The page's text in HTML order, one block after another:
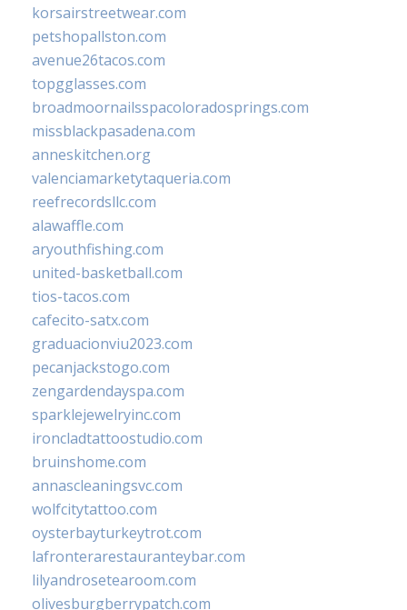
korsairstreetwear.com
petshopallston.com
avenue26tacos.com
topgglasses.com
broadmoornailsspacoloradosprings.com
missblackpasadena.com
anneskitchen.org
valenciamarketytaqueria.com
reefrecordsllc.com
alawaffle.com
aryouthfishing.com
united-basketball.com
tios-tacos.com
cafecito-satx.com
graduacionviu2023.com
pecanjackstogo.com
zengardendayspa.com
sparklejewelryinc.com
ironcladtattoostudio.com
bruinshome.com
annascleaningsvc.com
wolfcitytattoo.com
oysterbayturkeytrot.com
lafronterarestauranteybar.com
lilyandrosetearoom.com
olivesburgberrypatch.com